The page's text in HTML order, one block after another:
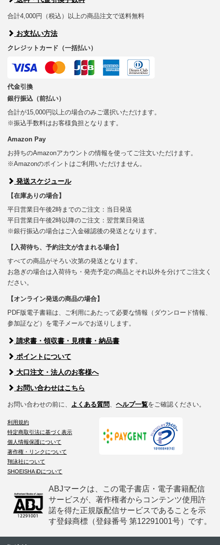
合計4,000円（税込）以上の商品注文で送料無料
お支払い方法
クレジットカード（一括払い）
代金引換
銀行振込（前払い）
合計が15,000円以上の場合のみご選択いただけます。
※振込手数料はお客様負担となります。
Amazon Pay
お持ちのAmazonアカウントの情報を使ってご注文いただけます。
※Amazonのポイントはご利用いただけません。
発送スケジュール
【在庫ありの場合】
平日営業日午後2時までのご注文：当日発送
平日営業日午後2時以降のご注文：翌営業日発送
※銀行振込の場合はご入金確認後の発送となります。
【入荷待ち、予約注文が含まれる場合】
すべての商品がそろい次第の発送となります。
お急ぎの場合は入荷待ち・発売予定の商品とそれ以外を分けてご注文く
ださい。
【オンライン発送の商品の場合】
PDF版電子書籍は、ご利用にあたって必要な情報（ダウンロード情報、
参加証など）を電子メールでお送りします。
請求書・領収書・見積書・納品書
ポイントについて
大口注文・法人のお客様へ
お問い合わせはこちら
お問い合わせの前に、 よくある質問、 ヘルプ一覧をご確認ください。
利用規約
特定商取引法に基づく表示
個人情報保護について
著作権・リンクについて
翔泳社について
SHOEISHA iDについて
ABJマークは、この電子書店・電子書籍配信
サービスが、著作権者からコンテンツ使用許
諾を得た正規版配信サービスであることを示
す登録商標（登録番号 第12291001号）です。